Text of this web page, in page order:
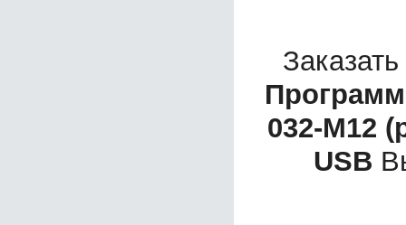
032-М12
USB